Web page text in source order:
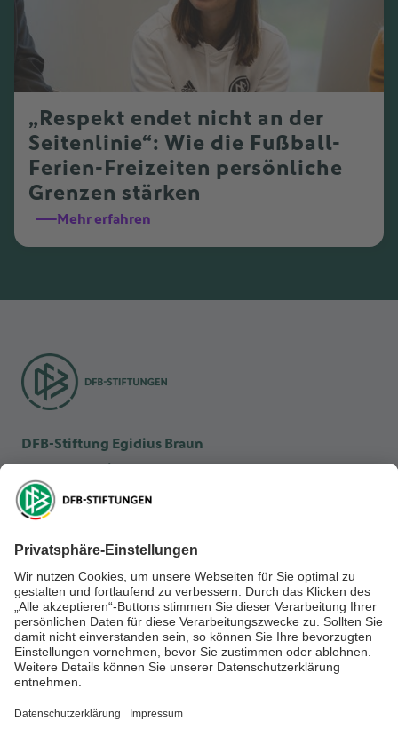
„Respekt endet nicht an der
Seitenlinie“: Wie die Fußball-
Ferien-Freizeiten persönliche
Grenzen stärken
Mehr erfahren
DFB-Stiftung Egidius Braun
DFB-Stiftung Sepp Herberger
NEWSLETTER ABONNIEREN
Anmelden